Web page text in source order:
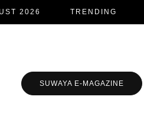
2026 TRENDING
SUWAYA E-MAGAZINE